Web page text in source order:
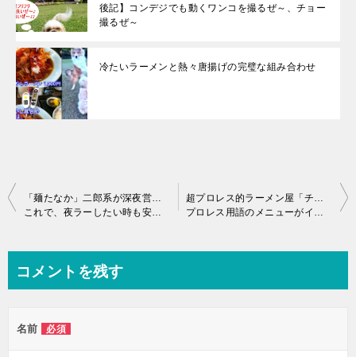
後記】コンデジでも動くワンコを撮るぜ～、チョー
撮るぜ～
冷たいラーメンと熱々唐揚げの完璧な組み合わせ
投
ビ
ー
これで、夜ラーしたい時も安心安心w
プロレス用語のメニューがイカスぜっ！ 良く分からないぜっ！
コメントを残す
名前 必須